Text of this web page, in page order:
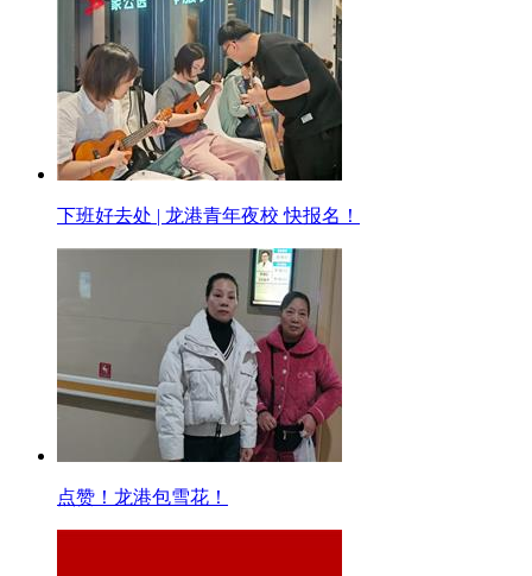
下班好去处 | 龙港青年夜校 快报名！
点赞！龙港包雪花！